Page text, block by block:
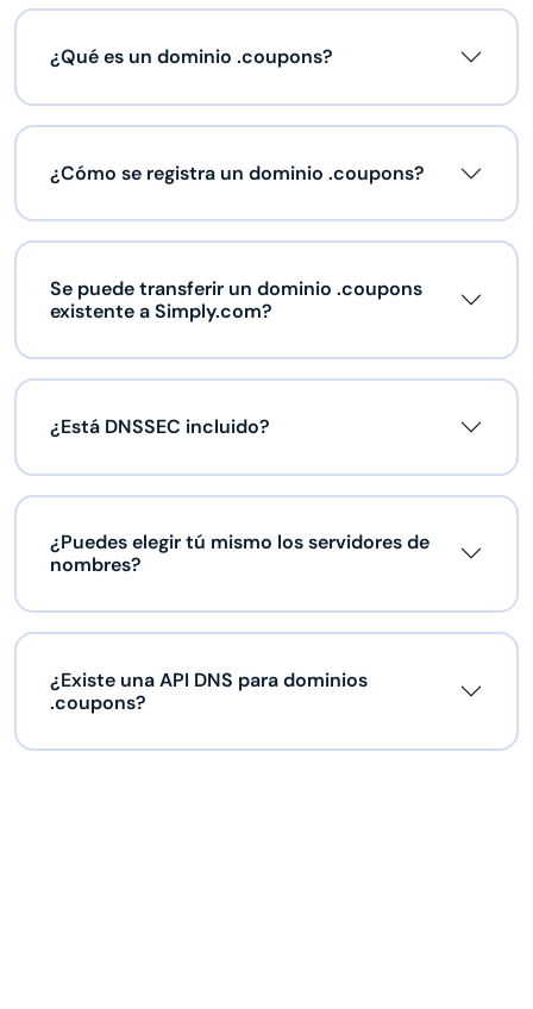
¿Qué es un dominio .coupons?
¿Cómo se registra un dominio .coupons?
Se puede transferir un dominio .coupons
existente a Simply.com?
¿Está DNSSEC incluido?
¿Puedes elegir tú mismo los servidores de
nombres?
¿Existe una API DNS para dominios
.coupons?